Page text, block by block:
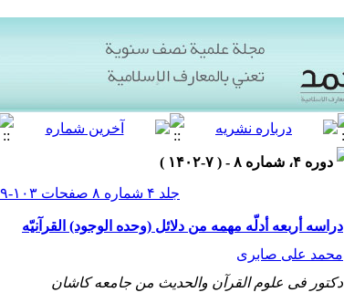
دوره ۴، شماره ۸ - ( ۷-۱۴۰۲ )
جلد ۴ شماره ۸ صفحات ۱۰۳-۷۹
دراسه أربعه أدلّه مهمه من دلائل (وحده الوجود) القرآنیّه
محمد علی صابری
دکتور فی علوم القرآن والحدیث من جامعه کاشان